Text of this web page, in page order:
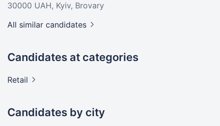
30000 UAH, Kyiv, Brovary
All similar candidates
Candidates at categories
Retail
Candidates by city